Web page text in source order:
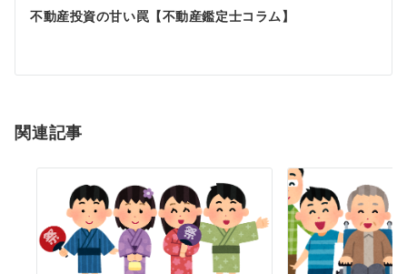
ゲ
シ
ン
不動産投資の甘い罠【不動産鑑定士コラム】
関連記事